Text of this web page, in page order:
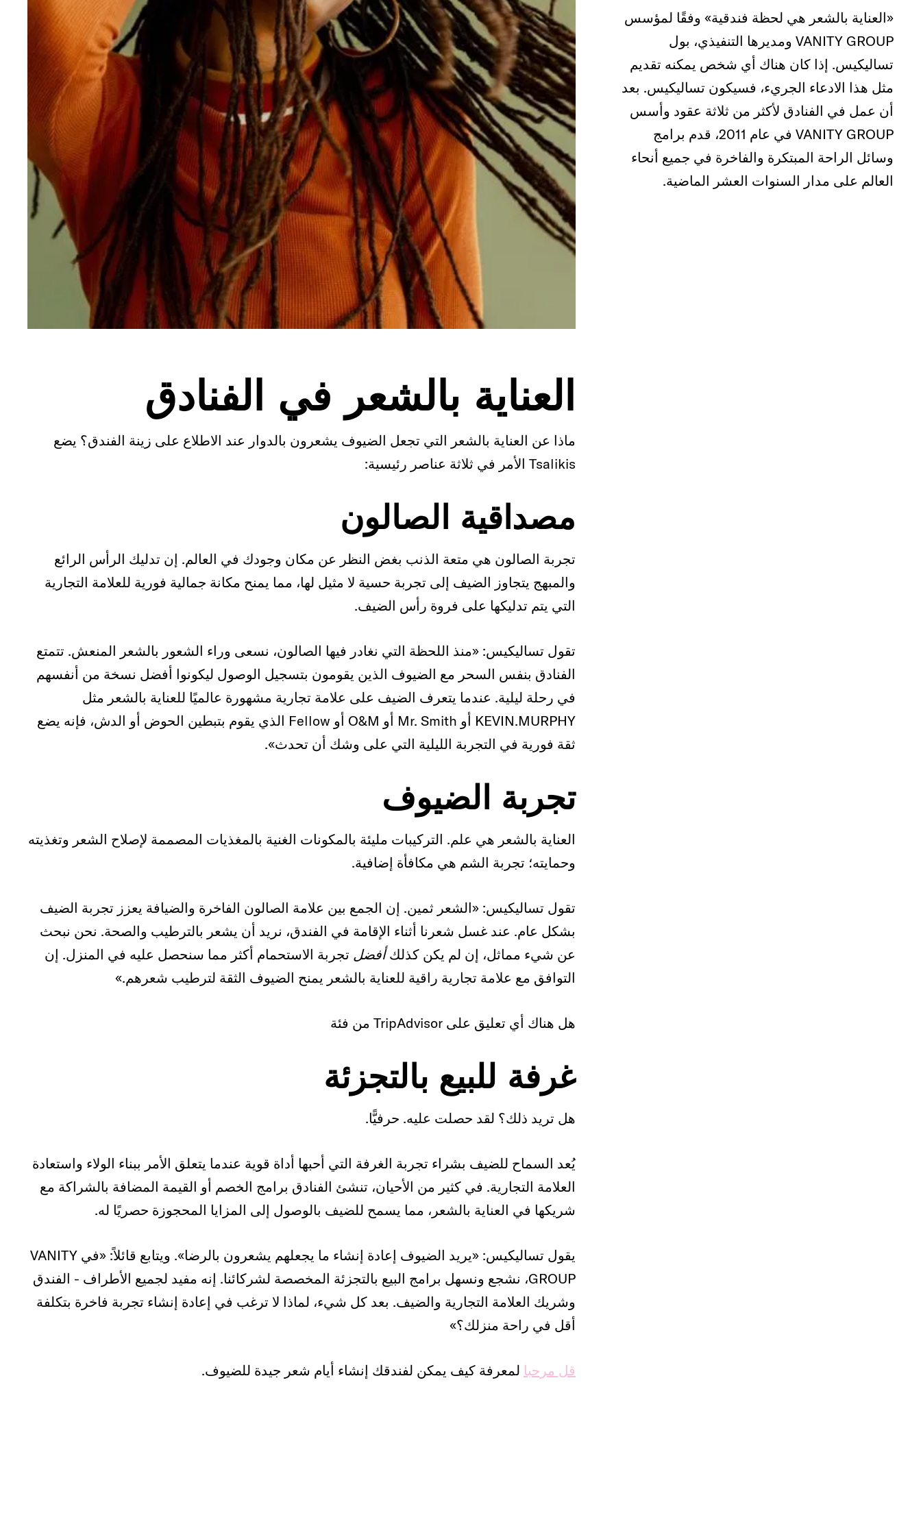
«العناية بالشعر هي لحظة فندقية» وفقًا لمؤسس
VANITY GROUP ومديرها التنفيذي، بول
تساليكيس. إذا كان هناك أي شخص يمكنه تقديم
مثل هذا الادعاء الجريء، فسيكون تساليكيس. بعد
أن عمل في الفنادق لأكثر من ثلاثة عقود وأسس
VANITY GROUP في عام 2011، قدم برامج
وسائل الراحة المبتكرة والفاخرة في جميع أنحاء
العالم على مدار السنوات العشر الماضية.
العناية بالشعر في الفنادق
ماذا عن العناية بالشعر التي تجعل الضيوف يشعرون بالدوار عند الاطلاع على زينة الفندق؟ يضع
Tsalikis الأمر في ثلاثة عناصر رئيسية:
مصداقية الصالون
تجربة الصالون هي متعة الذنب بغض النظر عن مكان وجودك في العالم. إن تدليك الرأس الرائع
والمبهج يتجاوز الضيف إلى تجربة حسية لا مثيل لها، مما يمنح مكانة جمالية فورية للعلامة التجارية
التي يتم تدليكها على فروة رأس الضيف.
تقول تساليكيس: «منذ اللحظة التي نغادر فيها الصالون، نسعى وراء الشعور بالشعر المنعش. تتمتع
الفنادق بنفس السحر مع الضيوف الذين يقومون بتسجيل الوصول ليكونوا أفضل نسخة من أنفسهم
في رحلة ليلية. عندما يتعرف الضيف على علامة تجارية مشهورة عالميًا للعناية بالشعر مثل
KEVIN.MURPHY أو Mr. Smith أو O&M أو Fellow الذي يقوم بتبطين الحوض أو الدش، فإنه يضع
ثقة فورية في التجربة الليلية التي على وشك أن تحدث».
تجربة الضيوف
العناية بالشعر هي علم. التركيبات مليئة بالمكونات الغنية بالمغذيات المصممة لإصلاح الشعر وتغذيته
وحمايته؛ تجربة الشم هي مكافأة إضافية.
تقول تساليكيس: «الشعر ثمين. إن الجمع بين علامة الصالون الفاخرة والضيافة يعزز تجربة الضيف
بشكل عام. عند غسل شعرنا أثناء الإقامة في الفندق، نريد أن يشعر بالترطيب والصحة. نحن نبحث
عن شيء مماثل، إن لم يكن كذلكأفضل تجربة الاستحمام أكثر مما سنحصل عليه في المنزل. إن
التوافق مع علامة تجارية راقية للعناية بالشعر يمنح الضيوف الثقة لترطيب شعرهم.»
هل هناك أي تعليق على TripAdvisor من فئة
غرفة للبيع بالتجزئة
هل تريد ذلك؟ لقد حصلت عليه. حرفيًّا.
يُعد السماح للضيف بشراء تجربة الغرفة التي أحبها أداة قوية عندما يتعلق الأمر ببناء الولاء واستعادة
العلامة التجارية. في كثير من الأحيان، تنشئ الفنادق برامج الخصم أو القيمة المضافة بالشراكة مع
شريكها في العناية بالشعر، مما يسمح للضيف بالوصول إلى المزايا المحجوزة حصريًا له.
يقول تساليكيس: «يريد الضيوف إعادة إنشاء ما يجعلهم يشعرون بالرضا». ويتابع قائلاً: «في VANITY
GROUP، نشجع ونسهل برامج البيع بالتجزئة المخصصة لشركائنا. إنه مفيد لجميع الأطراف - الفندق
وشريك العلامة التجارية والضيف. بعد كل شيء، لماذا لا ترغب في إعادة إنشاء تجربة فاخرة بتكلفة
أقل في راحة منزلك؟»
قل مرحبا لمعرفة كيف يمكن لفندقك إنشاء أيام شعر جيدة للضيوف.